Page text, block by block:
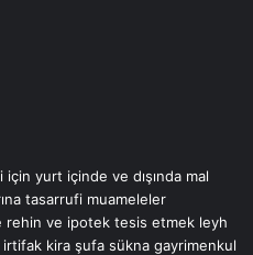
için yurt içinde ve dışında mal
tasarrufi muameleler
rehin ve ipotek tesis etmek leyh
kira şufa sükna gayrimenkul